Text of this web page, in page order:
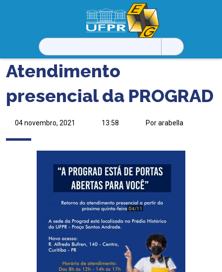
Pesquisar
por:
Atendimento
presencial da PROGRAD
04 novembro, 2021 13:58 Por arabella